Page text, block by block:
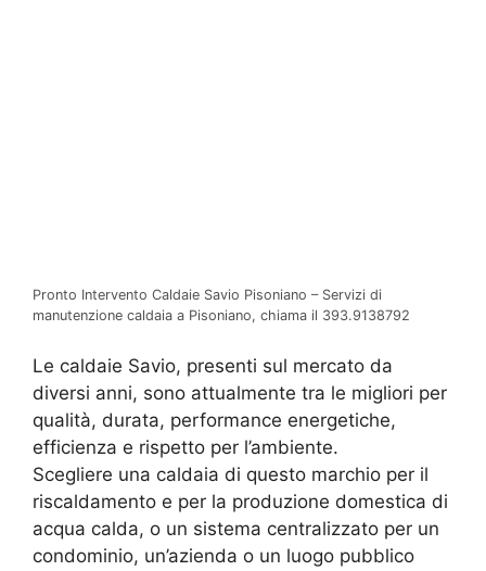
Pronto Intervento Caldaie Savio Pisoniano – Servizi di
manutenzione caldaia a Pisoniano, chiama il 393.9138792
Le caldaie Savio, presenti sul mercato da
diversi anni, sono attualmente tra le migliori per
qualità, durata, performance energetiche,
efficienza e rispetto per l’ambiente.
Scegliere una caldaia di questo marchio per il
riscaldamento e per la produzione domestica di
acqua calda, o un sistema centralizzato per un
condominio, un’azienda o un luogo pubblico